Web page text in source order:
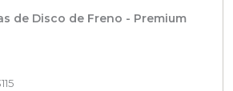
de Disco de Freno - Premium